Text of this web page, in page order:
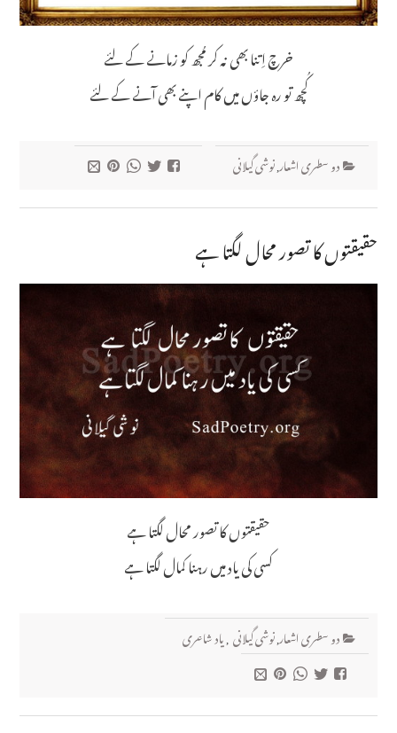
خرچ اِتنا بھی نہ کر مُجھ کو زمانے کے لئے
کُچھ تو رہ جاؤں میں کام اپنے بھی آنے کے لئے
دو سطری اشعار,نوشی گیلانی
حقیقتوں کا تصور محال لگتا ہے
حقیقتوں کا تصور محال لگتا ہے
کسی کی یاد میں رہنا کمال لگتا ہے
دو سطری اشعار,نوشی گیلانی,یاد شاعری